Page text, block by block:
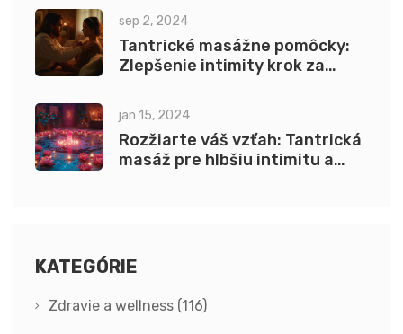
sep 2, 2024
Tantrické masážne pomôcky:
Zlepšenie intimity krok za
jan 15, 2024
Rozžiarte váš vzťah: Tantrická
masáž pre hlbšiu intimitu a
KATEGÓRIE
Zdravie a wellness (116)